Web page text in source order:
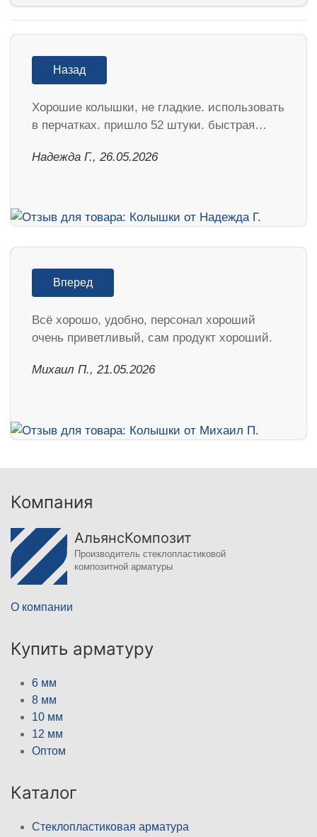
Назад
Хорошие колышки, не гладкие. использовать
в перчатках. пришло 52 штуки. быстрая…
Надежда Г., 26.05.2026
Вперед
Всё хорошо, удобно, персонал хороший
очень приветливый, сам продукт хороший.
Михаил П., 21.05.2026
Компания
АльянсКомпозит
Производитель стеклопластиковой
композитной арматуры
О компании
Купить арматуру
6 мм
8 мм
10 мм
12 мм
Оптом
Каталог
Стеклопластиковая арматура